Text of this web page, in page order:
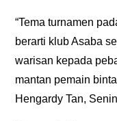
“Tema turnamen
berarti klub Asaba
warisan kepada
mantan pemain
Hengardy Tan,